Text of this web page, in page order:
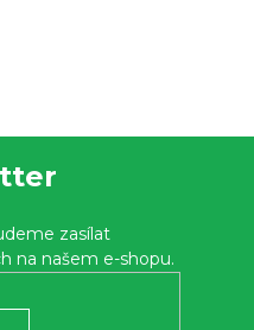
zasílat
na našem e-shopu.